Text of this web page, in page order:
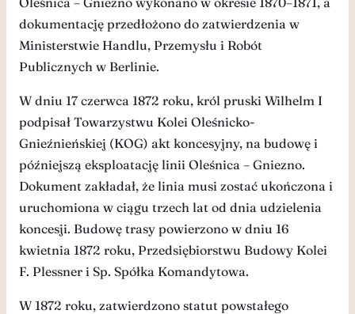
dokumentację przedłożono do zatwierdzenia w
Ministerstwie Handlu, Przemysłu i Robót
Publicznych w Berlinie.
W dniu 17 czerwca 1872 roku, król pruski Wilhelm I
podpisał Towarzystwu Kolei Oleśnicko-
Gnieźnieńskiej (KOG) akt koncesyjny, na budowę i
późniejszą eksploatację linii Oleśnica – Gniezno.
Dokument zakładał, że linia musi zostać ukończona i
uruchomiona w ciągu trzech lat od dnia udzielenia
koncesji. Budowę trasy powierzono w dniu 16
kwietnia 1872 roku, Przedsiębiorstwu Budowy Kolei
F. Plessner i Sp. Spółka Komandytowa.
W 1872 roku, zatwierdzono statut powstałego